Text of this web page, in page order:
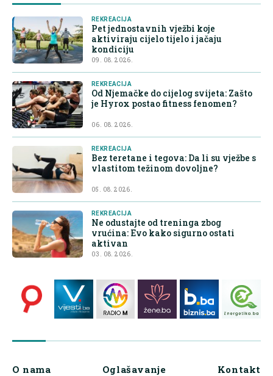
REKREACIJA
Pet jednostavnih vježbi koje
aktiviraju cijelo tijelo i jačaju
kondiciju
09. 08. 2026.
REKREACIJA
Od Njemačke do cijelog svijeta: Zašto
je Hyrox postao fitness fenomen?
06. 08. 2026.
REKREACIJA
Bez teretane i tegova: Da li su vježbe s
vlastitom težinom dovoljne?
05. 08. 2026.
REKREACIJA
Ne odustajte od treninga zbog
vrućina: Evo kako sigurno ostati
aktivan
03. 08. 2026.
O nama Oglašavanje Kontakt